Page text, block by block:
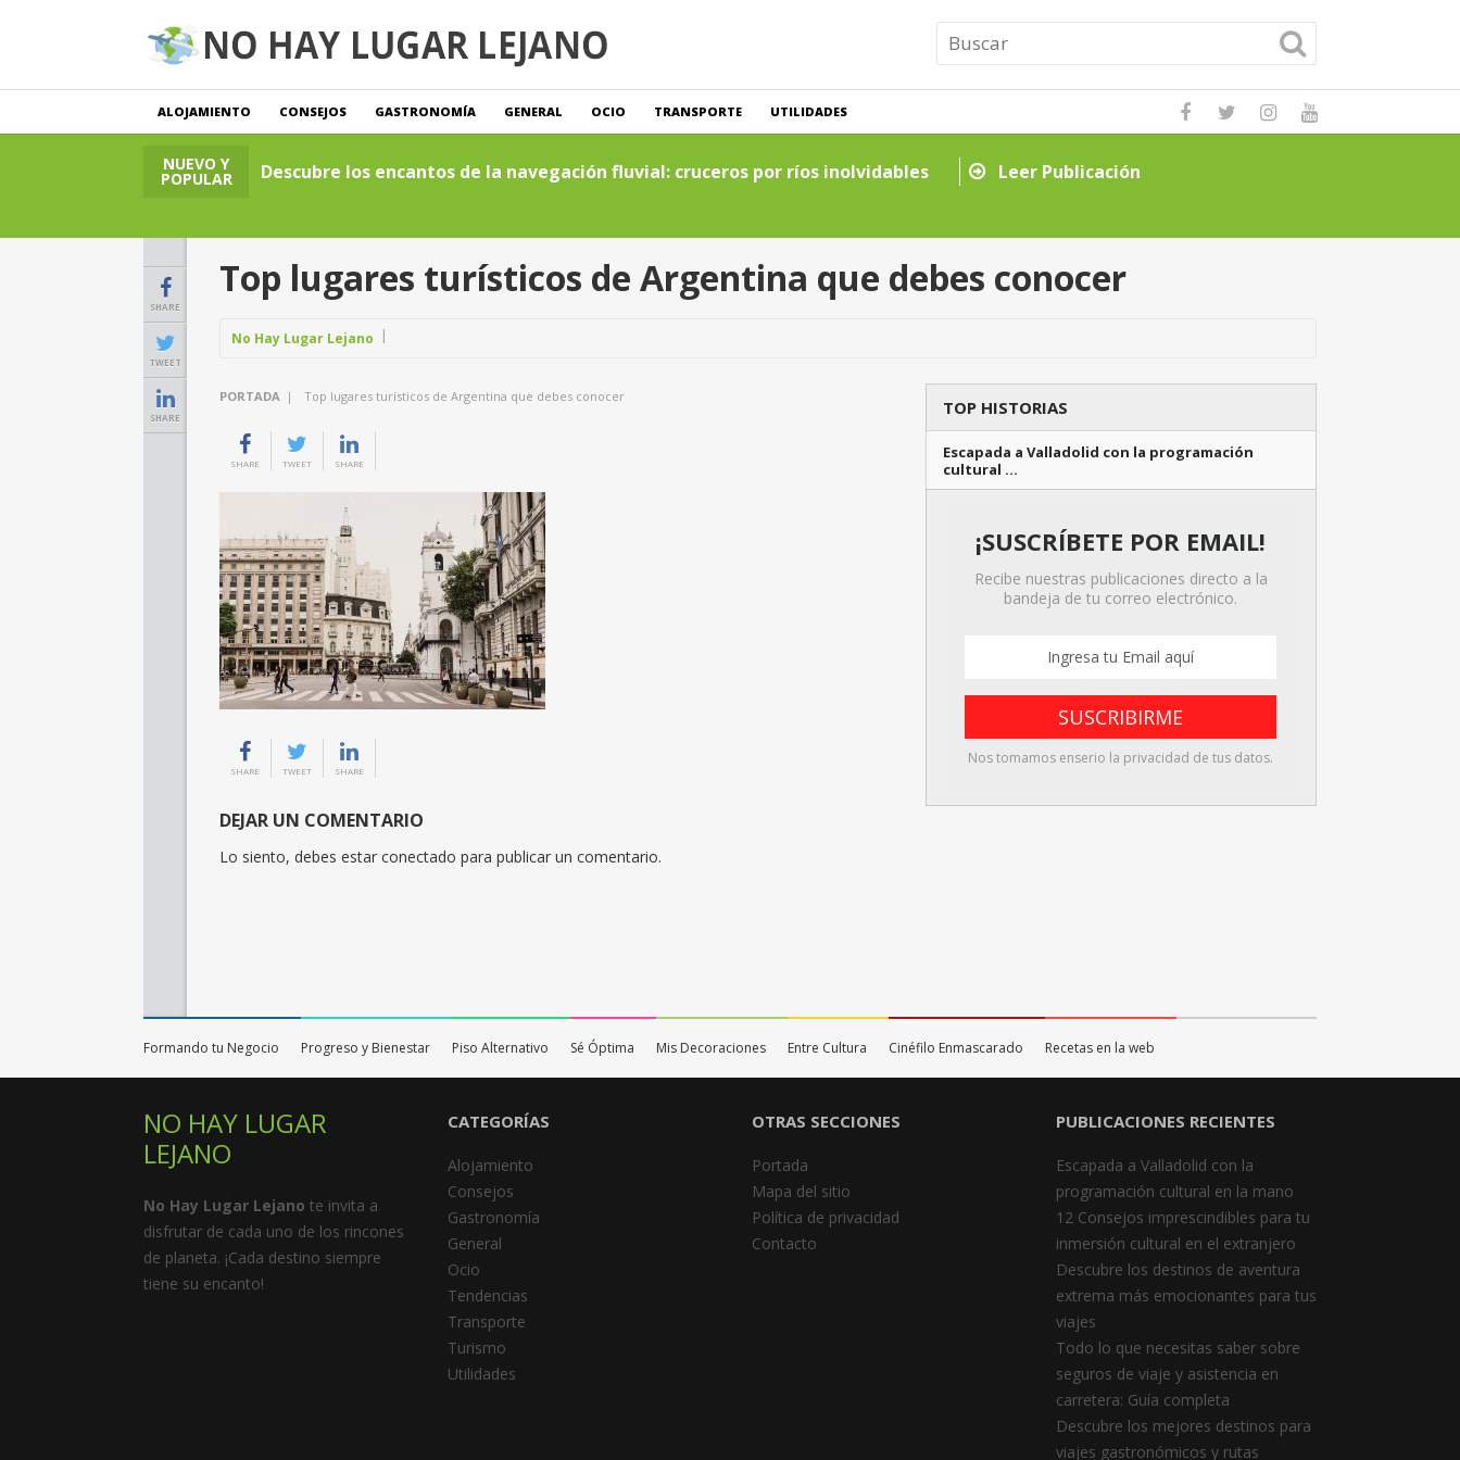
ALOJAMIENTO CONSEJOS GASTRONOMÍA GENERAL OCIO TRANSPORTE UTILIDADES
NUEVO Y
POPULAR Descubre los encantos de la navegación fluvial: cruceros por ríos inolvidables Leer Publicación
SHARE
TWEET
SHARE
Top lugares turísticos de Argentina que debes conocer
No Hay Lugar Lejano
PORTADA | Top lugares turísticos de Argentina que debes conocer
SHARE TWEET SHARE
SHARE TWEET SHARE
DEJAR UN COMENTARIO
Lo siento, debes estar conectado para publicar un comentario.
TOP HISTORIAS
Escapada a Valladolid con la programación
cultural …
¡SUSCRÍBETE POR EMAIL!
Recibe nuestras publicaciones directo a la
bandeja de tu correo electrónico.
Nos tomamos enserio la privacidad de tus datos.
Formando tu Negocio Progreso y Bienestar Piso Alternativo Sé Óptima Mis Decoraciones Entre Cultura Cinéfilo Enmascarado Recetas en la web
NO HAY LUGAR
LEJANO
No Hay Lugar Lejano te invita a
disfrutar de cada uno de los rincones
de planeta. ¡Cada destino siempre
tiene su encanto!
CATEGORÍAS
Alojamiento
Consejos
Gastronomía
General
Ocio
Tendencias
Transporte
Turismo
Utilidades
OTRAS SECCIONES
Portada
Mapa del sitio
Política de privacidad
Contacto
PUBLICACIONES RECIENTES
Escapada a Valladolid con la
programación cultural en la mano
12 Consejos imprescindibles para tu
inmersión cultural en el extranjero
Descubre los destinos de aventura
extrema más emocionantes para tus
viajes
Todo lo que necesitas saber sobre
seguros de viaje y asistencia en
carretera: Guía completa
Descubre los mejores destinos para
viajes gastronómicos y rutas